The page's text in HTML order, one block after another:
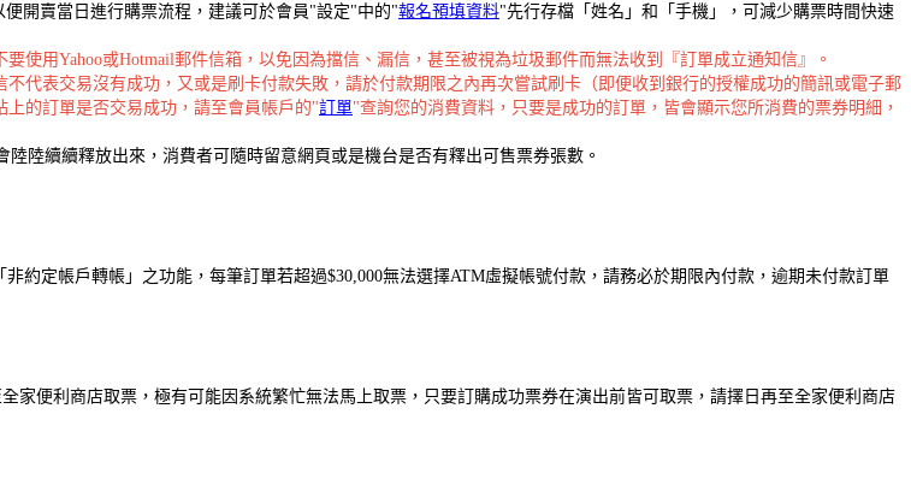
便開賣當日進行購票流程，建議可於會員"設定"中的"報名預填資料"先行存檔「姓名」和「手機」，可減少購票時間快速
使用Yahoo或Hotmail郵件信箱，以免因為擋信、漏信，甚至被視為垃圾郵件而無法收到『訂單成立通知信』。
代表交易沒有成功，又或是刷卡付款失敗，請於付款期限之內再次嘗試刷卡（即便收到銀行的授權成功的簡訊或電子郵
的訂單是否交易成功，請至會員帳戶的"訂單"查詢您的消費資料，只要是成功的訂單，皆會顯示您所消費的票券明細，
陸續續釋放出來，消費者可隨時留意網頁或是機台是否有釋出可售票券張數。
約定帳戶轉帳」之功能，每筆訂單若超過$30,000無法選擇ATM虛擬帳號付款，請務必於期限內付款，逾期未付款訂單
家便利商店取票，極有可能因系統繁忙無法馬上取票，只要訂購成功票券在演出前皆可取票，請擇日再至全家便利商店